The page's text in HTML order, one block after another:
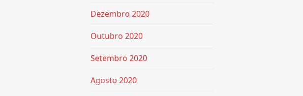
Dezembro 2020
Outubro 2020
Setembro 2020
Agosto 2020